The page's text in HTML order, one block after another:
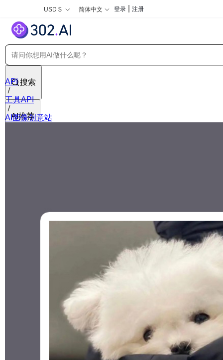
USD $ 简体中文 登录 注册
搜索
AI推荐
API
工具API
AI图像创意站